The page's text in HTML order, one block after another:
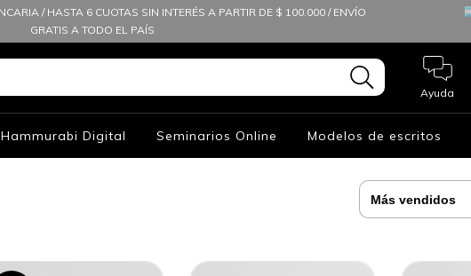
/ HASTA 6 CUOTAS SIN INTERÉS A PARTIR DE $ 100.000 / ENVÍO
GRATIS A TODO EL PAÍS
Ayuda
Hammurabi Digital Seminarios Online Modelos de escritos